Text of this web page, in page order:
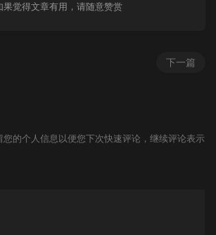
果觉得文章有用，请随意赞赏
下一篇
您的个人信息以便您下次快速评论，继续评论表示